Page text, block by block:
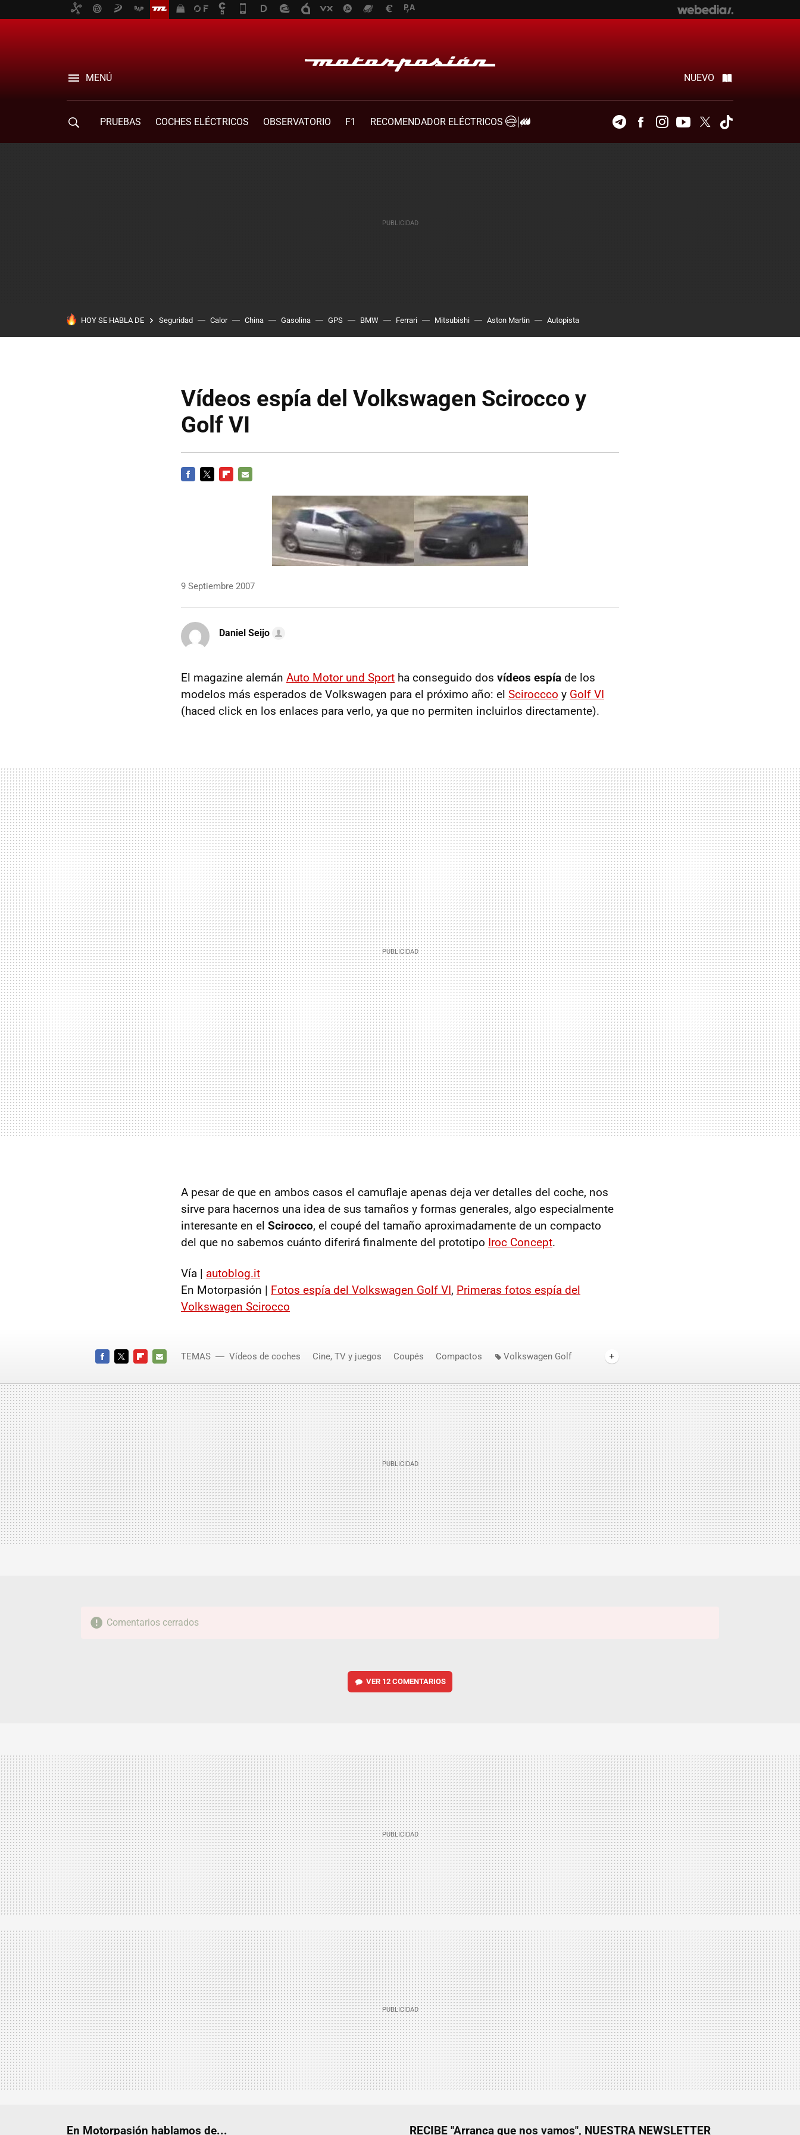
MENÚ NUEVO
PRUEBAS COCHES ELÉCTRICOS OBSERVATORIO F1
RECOMENDADOR ELÉCTRICOS
TelegramFacebookInstagramYoutubeTwitter
HOY SE HABLA DE Seguridad Calor China Gasolina GPS BMW Ferrari Mitsubishi Aston Martin Autopista
Vídeos espía del Volkswagen Scirocco y
Golf VI
9 Septiembre 2007
Daniel Seijo
El magazine alemán Auto Motor und Sport ha conseguido dos vídeos espía de los
modelos más esperados de Volkswagen para el próximo año: el Sciroccco y Golf VI
(haced click en los enlaces para verlo, ya que no permiten incluirlos directamente).
A pesar de que en ambos casos el camuflaje apenas deja ver detalles del coche, nos
sirve para hacernos una idea de sus tamaños y formas generales, algo especialmente
interesante en el Scirocco, el coupé del tamaño aproximadamente de un compacto
del que no sabemos cuánto diferirá finalmente del prototipo Iroc Concept.
Vía | autoblog.it
En Motorpasión | Fotos espía del Volkswagen Golf VI, Primeras fotos espía del
Volkswagen Scirocco
MAIL
TEMAS Vídeos de coches Cine, TV y juegos Coupés Compactos
Volkswagen Golf
Comentarios cerrados
VER 12 COMENTARIOS
RECIBE "Arranca que nos vamos", NUESTRA NEWSLETTER
En Motorpasión hablamos de...